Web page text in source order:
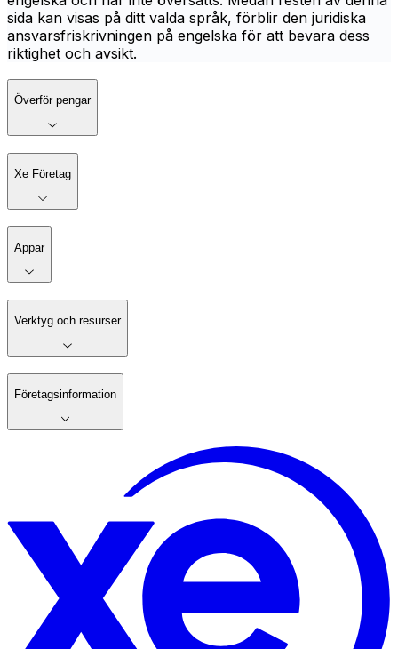
sida kan visas på ditt valda språk, förblir den juridiska
ansvarsfriskrivningen på engelska för att bevara dess
riktighet och avsikt.
Överför pengar
Xe Företag
Appar
Verktyg och resurser
Företagsinformation